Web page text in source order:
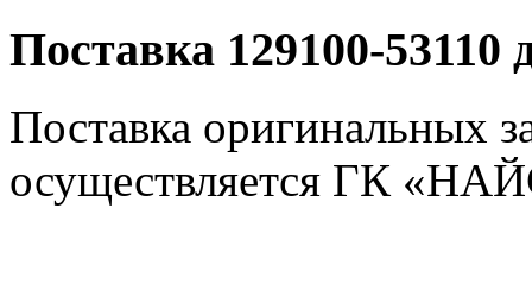
Поставка 129100-53110
Поставка оригинальных
осуществляется ГК